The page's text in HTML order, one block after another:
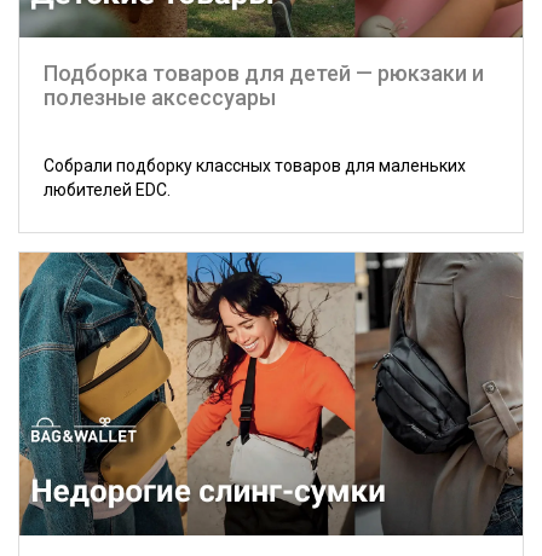
Подборка товаров для детей — рюкзаки и
полезные аксессуары
Собрали подборку классных товаров для маленьких
любителей EDC.